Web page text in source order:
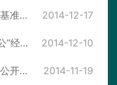
岳阳市财政局行政处罚裁量权基准-财务会计违法行为的行政处罚裁量权基准 2014-12-17
2014年岳阳县财政局单位“三公”经费决算情况表 2014-12-10
关于印发《岳阳县财政预决算公开实施方案》的通知 2014-11-19